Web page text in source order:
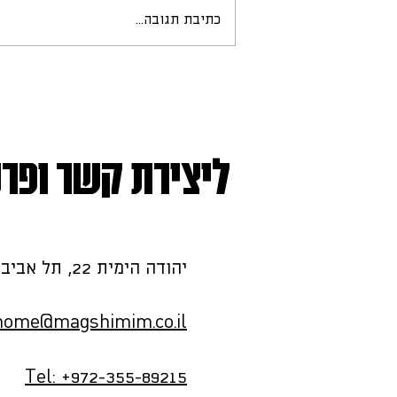
כתיבת תגובה...
ליצירת קשר
יהודה הימית 22, תל אביב - יפו
Tel: +972-355-89215